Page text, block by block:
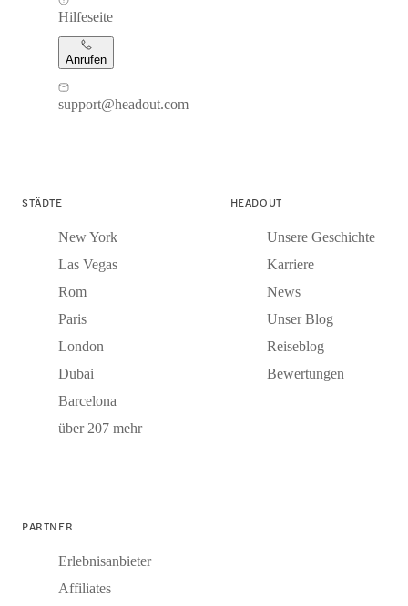
Hilfeseite
Anrufen
support@headout.com
STÄDTE
New York
Las Vegas
Rom
Paris
London
Dubai
Barcelona
über 207 mehr
HEADOUT
Unsere Geschichte
Karriere
News
Unser Blog
Reiseblog
Bewertungen
PARTNER
Erlebnisanbieter
Affiliates